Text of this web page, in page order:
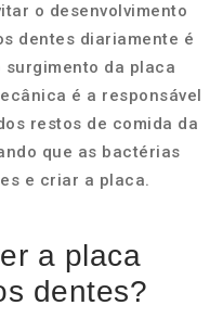
o desenvolvimento
dentes diariamente é
da placa
é a responsável
restos de comida da
que as bactérias
e criar a placa.
a placa
dentes?